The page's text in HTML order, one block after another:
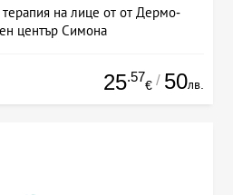
терапия на лице от от Дермо-
център Симона
25.57
€ / 50лв.